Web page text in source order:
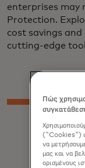
enterprises may
Protection.
cost savings
cutting-edge
Πώς
("Cookies")
να
μας και να
ορισμένους